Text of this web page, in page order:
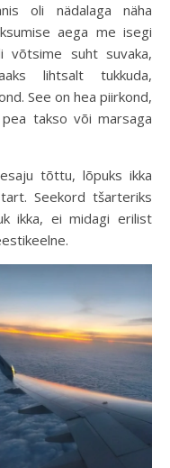
oli nädalaga näha
aega me isegi
võtsime suht suvaka,
lihtsalt tukkuda,
See on hea piirkond,
takso või marsaga
tõttu, lõpuks ikka
Seekord tšarteriks
ikka, ei midagi erilist